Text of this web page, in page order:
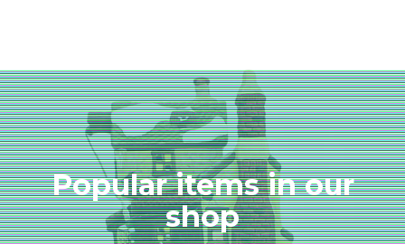
Popular items in our
shop